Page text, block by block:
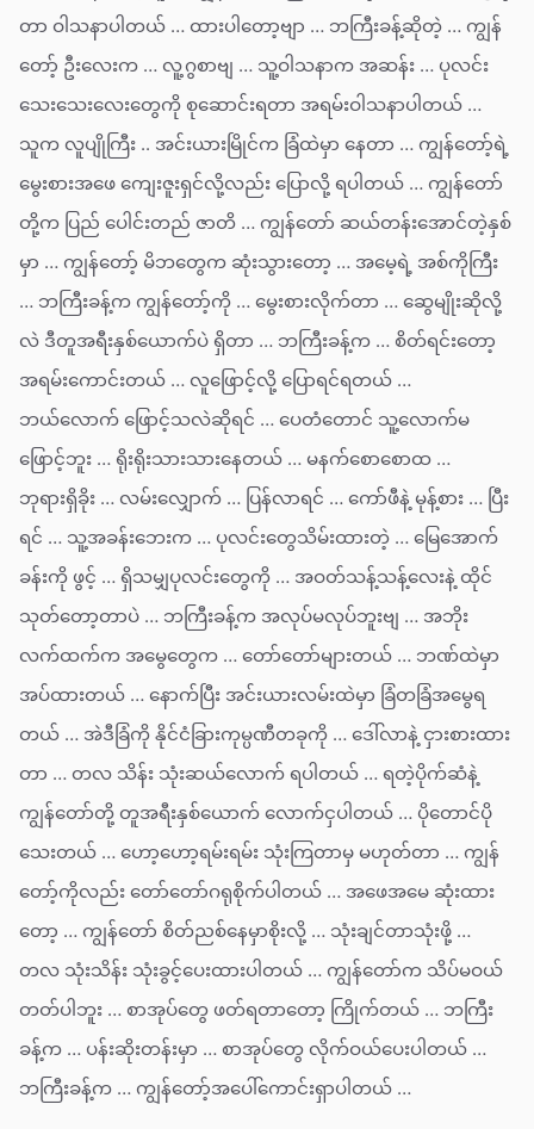
တာ ဝါသနာပါတယ် … ထားပါတော့ဗျာ … ဘကြီးခန့်ဆိုတဲ့ … ကျွန်
တော့် ဦးလေးက … လူ့ဂွစာဗျ … သူ့ဝါသနာက အဆန်း … ပုလင်း
သေးသေးလေးတွေကို စုဆောင်းရတာ အရမ်းဝါသနာပါတယ် …
သူက လူပျိုကြီး .. အင်းယားမြိုင်က ခြံထဲမှာ နေတာ … ကျွန်တော့်ရဲ့
မွေးစားအဖေ ကျေးဇူးရှင်လို့လည်း ပြောလို့ ရပါတယ် … ကျွန်တော်
တို့က ပြည် ပေါင်းတည် ဇာတိ … ကျွန်တော် ဆယ်တန်းအောင်တဲ့နှစ်
မှာ … ကျွန်တော့် မိဘတွေက ဆုံးသွားတော့ … အမေ့ရဲ့ အစ်ကိုကြီး
… ဘကြီးခန့်က ကျွန်တော့်ကို … မွေးစားလိုက်တာ … ဆွေမျိုးဆိုလို့
လဲ ဒီတူအရီးနှစ်ယောက်ပဲ ရှိတာ … ဘကြီးခန့်က … စိတ်ရင်းတော့
အရမ်းကောင်းတယ် … လူဖြောင့်လို့ ပြောရင်ရတယ် …
ဘယ်လောက် ဖြောင့်သလဲဆိုရင် … ပေတံတောင် သူ့လောက်မ
ဖြောင့်ဘူး … ရိုးရိုးသားသားနေတယ် … မနက်စောစောထ …
ဘုရားရှိခိုး … လမ်းလျှောက် … ပြန်လာရင် … ကော်ဖီနဲ့ မုန့်စား … ပြီး
ရင် … သူ့အခန်းဘေးက … ပုလင်းတွေသိမ်းထားတဲ့ … မြေအောက်
ခန်းကို ဖွင့် … ရှိသမျှပုလင်းတွေကို … အဝတ်သန့်သန့်လေးနဲ့ ထိုင်
သုတ်တော့တာပဲ … ဘကြီးခန့်က အလုပ်မလုပ်ဘူးဗျ … အဘိုး
လက်ထက်က အမွေတွေက … တော်တော်များတယ် … ဘဏ်ထဲမှာ
အပ်ထားတယ် … နောက်ပြီး အင်းယားလမ်းထဲမှာ ခြံတခြံအမွေရ
တယ် … အဲဒီခြံကို နိုင်ငံခြားကုမ္ပဏီတခုကို … ဒေါ်လာနဲ့ ငှားစားထား
တာ … တလ သိန်း သုံးဆယ်လောက် ရပါတယ် … ရတဲ့ပိုက်ဆံနဲ့
ကျွန်တော်တို့ တူအရီးနှစ်ယောက် လောက်ငှပါတယ် … ပိုတောင်ပို
သေးတယ် … ဟော့ဟော့ရမ်းရမ်း သုံးကြတာမှ မဟုတ်တာ … ကျွန်
တော့်ကိုလည်း တော်တော်ဂရုစိုက်ပါတယ် … အဖေအမေ ဆုံးထား
တော့ … ကျွန်တော် စိတ်ညစ်နေမှာစိုးလို့ … သုံးချင်တာသုံးဖို့ …
တလ သုံးသိန်း သုံးခွင့်ပေးထားပါတယ် … ကျွန်တော်က သိပ်မဝယ်
တတ်ပါဘူး … စာအုပ်တွေ ဖတ်ရတာတော့ ကြိုက်တယ် … ဘကြီး
ခန့်က … ပန်းဆိုးတန်းမှာ … စာအုပ်တွေ လိုက်ဝယ်ပေးပါတယ် …
ဘကြီးခန့်က … ကျွန်တော့်အပေါ်ကောင်းရှာပါတယ် …